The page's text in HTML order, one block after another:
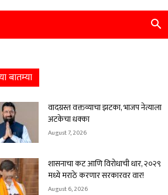
बातम्या
वादग्रस्त वक्तव्याचा झटका, भाजप नेत्याला
अटकेचा धक्का
August 7, 2026
शासनाचा कट आणि विरोधाची धार, २०२९
मध्ये मराठे करणार सरकारवर वार!
August 6, 2026